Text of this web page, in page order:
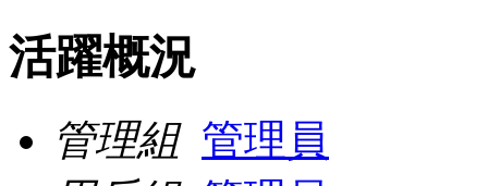
活躍概況
管理組 管理員